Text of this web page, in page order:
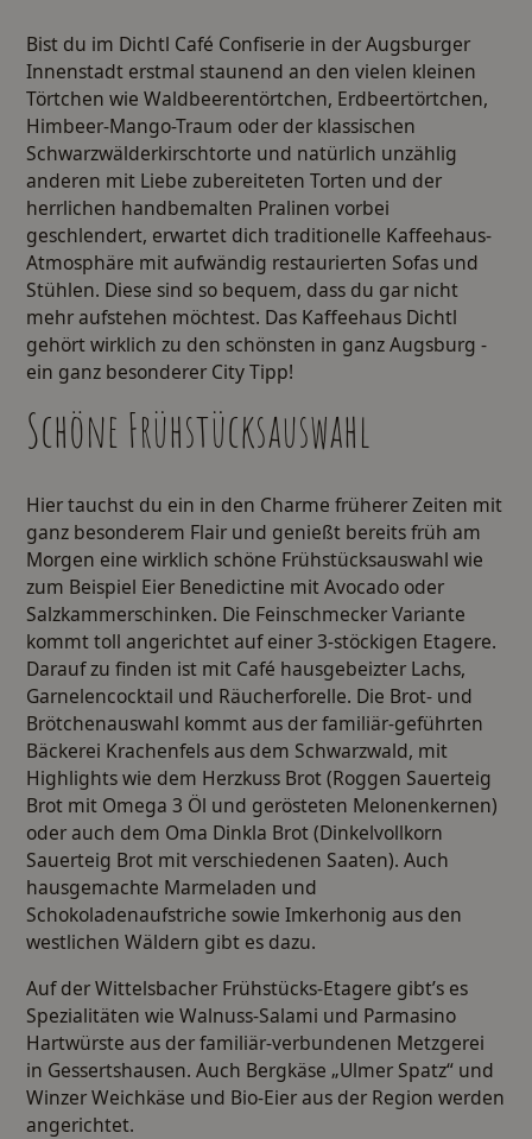
Bist du im Dichtl Café Confiserie in der Augsburger
Innenstadt erstmal staunend an den vielen kleinen
Törtchen wie Waldbeerentörtchen, Erdbeertörtchen,
Himbeer-Mango-Traum oder der klassischen
Schwarzwälderkirschtorte und natürlich unzählig
anderen mit Liebe zubereiteten Torten und der
herrlichen handbemalten Pralinen vorbei
geschlendert, erwartet dich traditionelle Kaffeehaus-
Atmosphäre mit aufwändig restaurierten Sofas und
Stühlen. Diese sind so bequem, dass du gar nicht
mehr aufstehen möchtest. Das Kaffeehaus Dichtl
gehört wirklich zu den schönsten in ganz Augsburg -
ein ganz besonderer City Tipp!
Schöne Frühstücksauswahl
Hier tauchst du ein in den Charme früherer Zeiten mit
ganz besonderem Flair und genießt bereits früh am
Morgen eine wirklich schöne Frühstücksauswahl wie
zum Beispiel Eier Benedictine mit Avocado oder
Salzkammerschinken. Die Feinschmecker Variante
kommt toll angerichtet auf einer3-stöckigen Etagere.
Darauf zu finden ist mit Café hausgebeizter Lachs,
Garnelencocktail und Räucherforelle. Die Brot- und
Brötchenauswahl kommt aus der familiär-geführten
Bäckerei Krachenfels aus dem Schwarzwald, mit
Highlights wie dem Herzkuss Brot (Roggen Sauerteig
Brot mit Omega 3 Öl und gerösteten Melonenkernen)
oder auch dem Oma Dinkla Brot (Dinkelvollkorn
Sauerteig Brot mit verschiedenen Saaten). Auch
hausgemachte Marmeladen und
Schokoladenaufstriche sowie Imkerhonig aus den
westlichen Wäldern gibt es dazu.
Auf der Wittelsbacher Frühstücks-Etagere gibt’s es
Spezialitäten wie Walnuss-Salami und Parmasino
Hartwürste aus der familiär-verbundenen Metzgerei
in Gessertshausen. Auch Bergkäse „Ulmer Spatz“ und
Winzer Weichkäse und Bio-Eier aus der Region werden
angerichtet.